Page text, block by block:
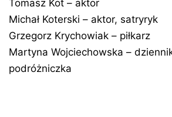
Tomasz Kot – aktor
Michał Koterski – aktor, satryryk
Grzegorz Krychowiak – piłkarz
Martyna Wojciechowska –
podróżniczka